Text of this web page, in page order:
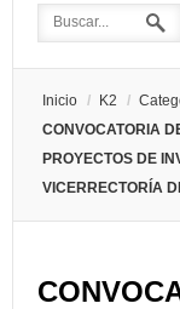
Inicio / K2 /
CONVOCATORIA
PROYECTOS DE
VICERRECTORÍA
¿Recordar